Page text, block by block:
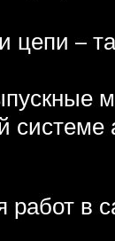
цепи –
работ в